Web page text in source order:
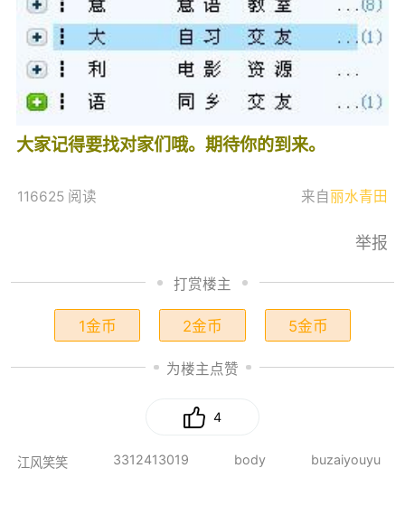
大家记得要找对家们哦。期待你的到来。
116625 阅读 来自丽水青田
举报
打赏楼主
1金币 2金币 5金币
为楼主点赞
4
江风笑笑 3312413019 body buzaiyouyu